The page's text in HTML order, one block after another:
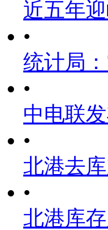
近五年
•
统计局
•
中电联
•
北港去
•
北港库